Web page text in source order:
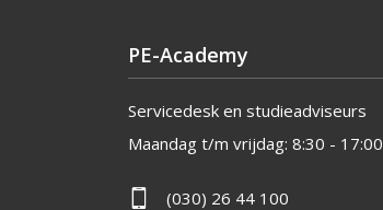
PE-Academy
Servicedesk en studieadviseurs
Maandag t/m vrijdag: 8:30 - 17:00
(030) 26 44 100